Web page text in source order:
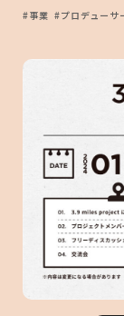
#事業 #プロデューサ